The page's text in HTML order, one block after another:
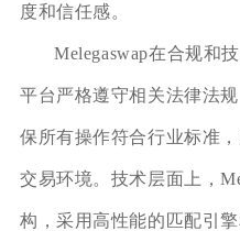
度和信任感。
Melegaswap在合规和
平台严格遵守相关法律法
保所有操作符合行业标准
交易环境。技术层面上，
构，采用高性能的匹配引